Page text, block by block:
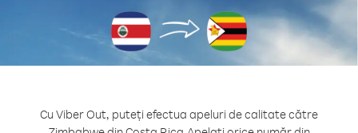
Cu Viber Out, puteți efectua apeluri de calitate către